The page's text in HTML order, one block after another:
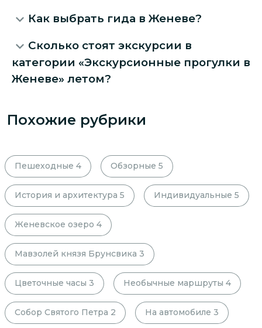
Как выбрать гида в Женеве?
Сколько стоят экскурсии в
категории «Экскурсионные прогулки в
Женеве» летом?
Похожие рубрики
Пешеходные 4 Обзорные 5
История и архитектура 5 Индивидуальные 5
Женевское озеро 4
Мавзолей князя Брунсвика 3
Цветочные часы 3 Необычные маршруты 4
Собор Святого Петра 2 На автомобиле 3